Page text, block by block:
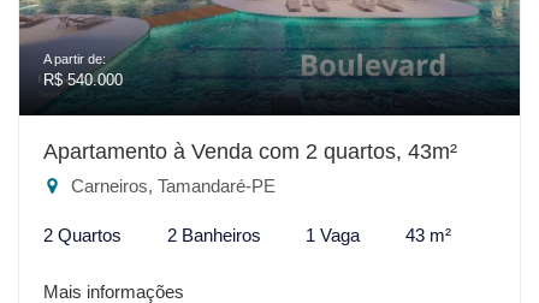
A partir de:
R$ 540.000
Apartamento à Venda com 2 quartos, 43m²
Carneiros, Tamandaré-PE
2 Quartos 2 Banheiros 1 Vaga 43 m²
Mais informações